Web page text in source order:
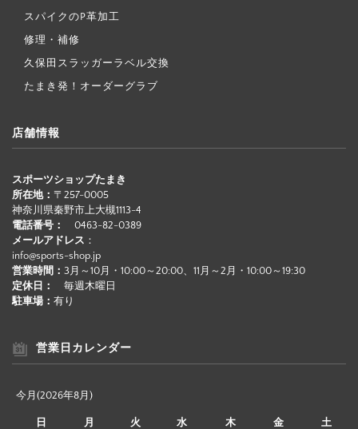
スパイクのP革加工
修理・補修
久保田スラッガーラベル交換
たまき発！オーダーグラブ
店舗情報
スポーツショップたまき
所在地： 〒257-0005
神奈川県秦野市上大槻1113-4
電話番号：
0463-82-0389
メールアドレス ：
info@sports-shop.jp
営業時間： 3月～10月・10:00～20:00、11月～2月・10:00～19:30
定休日：
毎週木曜日
駐車場： 有り
営業日カレンダー
今月(2026年8月)
日 月 火 水 木 金 土